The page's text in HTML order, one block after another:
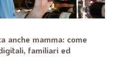
anche mamma: come
familiari ed